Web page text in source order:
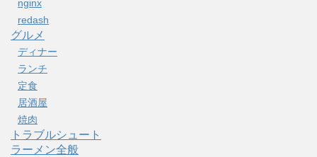
nginx
redash
グルメ
ディナー
ランチ
定食
居酒屋
焼肉
トラブルシュート
ラーメン全般